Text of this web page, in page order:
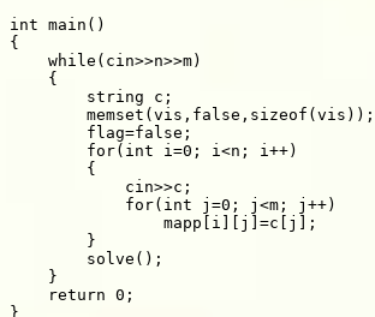
int main()
{
    while(cin>>n>>m)
    {
        string c;
        memset(vis,false,sizeof(vis));
        flag=false;
        for(int i=0; i<n; i++)
        {
            cin>>c;
            for(int j=0; j<m; j++)
                mapp[i][j]=c[j];
        }
        solve();
    }
    return 0;